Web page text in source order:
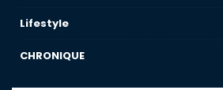
Lifestyle
CHRONIQUE